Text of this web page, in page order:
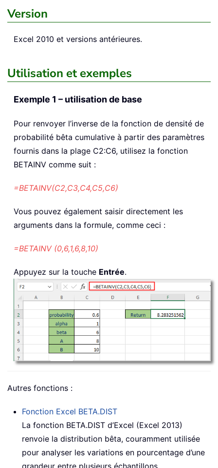
Version
Excel 2010 et versions antérieures.
Utilisation et exemples
Exemple 1 – utilisation de base
Pour renvoyer l’inverse de la fonction de densité de
probabilité bêta cumulative à partir des paramètres
fournis dans la plage C2:C6, utilisez la fonction
BETAINV comme suit :
=BETAINV(C2,C3,C4,C5,C6)
Vous pouvez également saisir directement les
arguments dans la formule, comme ceci :
=BETAINV (0,6,1,6,8,10)
Appuyez sur la touche Entrée.
Autres fonctions :
Fonction Excel BETA.DIST
La fonction BETA.DIST d’Excel (Excel 2013)
renvoie la distribution bêta, couramment utilisée
pour analyser les variations en pourcentage d’une
grandeur entre plusieurs échantillons.